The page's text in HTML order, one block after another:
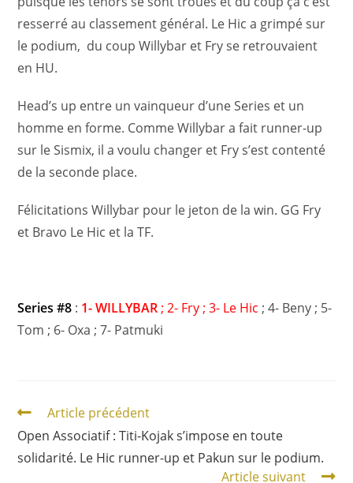
resserré au classement général. Le Hic a grimpé sur
le podium, du coup Willybar et Fry se retrouvaient
en HU.
Head’s up entre un vainqueur d’une Series et un
homme en forme. Comme Willybar a fait runner-up
sur le Sismix, il a voulu changer et Fry s’est contenté
de la seconde place.
Félicitations Willybar pour le jeton de la win. GG Fry
et Bravo Le Hic et la TF.
Series #8 : 1- WILLYBAR ; 2- Fry ; 3- Le Hic ; 4- Beny ; 5-
Tom ; 6- Oxa ; 7- Patmuki
Article précédent
Open Associatif : Titi-Kojak s’impose en toute
solidarité. Le Hic runner-up et Pakun sur le podium.
Article suivant